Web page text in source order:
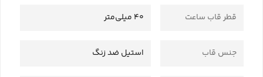
قطر قاب ساعت 40 میلی‌متر
جنس قاب استیل ضد زنگ